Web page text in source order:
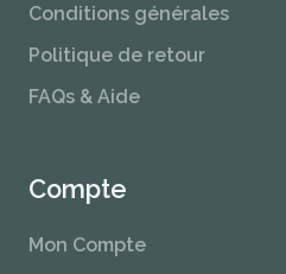
Conditions générales
Politique de retour
FAQs & Aide
Compte
Mon Compte